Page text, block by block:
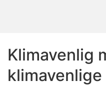
Klimavenlig